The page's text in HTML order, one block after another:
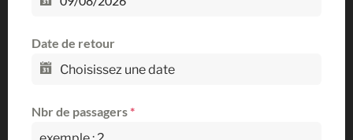
Date de retour
Nbr de passagers*